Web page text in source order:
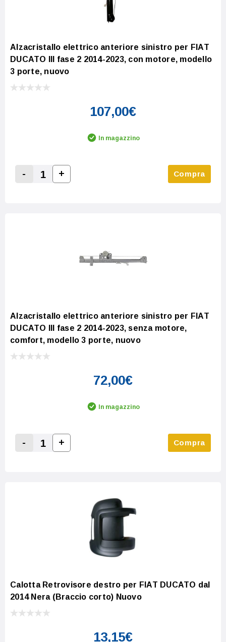
Alzacristallo elettrico anteriore sinistro per FIAT
DUCATO III fase 2 2014-2023, con motore, modello
3 porte, nuovo
107,00€
In magazzino
Decrease Quantity:
-
Increase Quantity:
+ Compra
Alzacristallo elettrico anteriore sinistro per FIAT
DUCATO III fase 2 2014-2023, senza motore,
comfort, modello 3 porte, nuovo
72,00€
In magazzino
Decrease Quantity:
-
Increase Quantity:
+ Compra
Calotta Retrovisore destro per FIAT DUCATO dal
2014 Nera (Braccio corto) Nuovo
13,15€